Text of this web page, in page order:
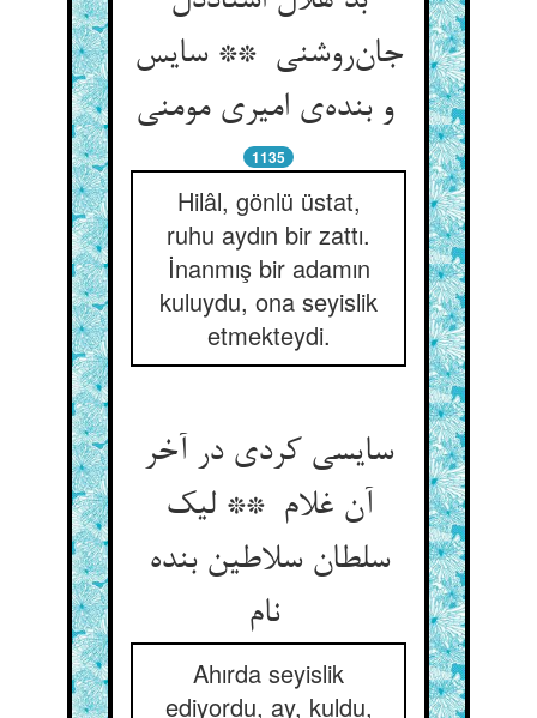
جان‌روشنی ** سایس
و بنده‌ی امیری مومنی
1135
Hilâl, gönlü üstat,
ruhu aydın bir zattı.
İnanmış bir adamın
kuluydu, ona seyislik
etmekteydi.
سایسی کردی در آخر
آن غلام ** لیک
سلطان سلاطین بنده
نام
Ahırda seyislik
ediyordu, ay, kuldu,